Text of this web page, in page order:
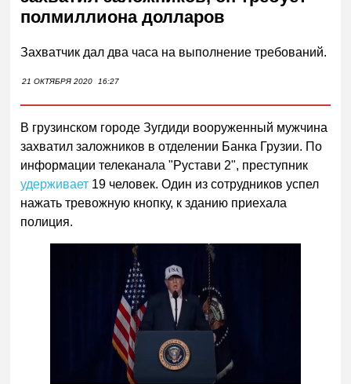
полмиллиона долларов
Захватчик дал два часа на выполнение требований.
21 ОКТЯБРЯ 2020 16:27
В грузинском городе Зугдиди вооруженный мужчина
захватил заложников в отделении Банка Грузии. По
информации телеканала "Рустави 2", преступник
удерживает 19 человек. Один из сотрудников успел
нажать тревожную кнопку, к зданию приехала
полиция.
Следующее видео через Отмена